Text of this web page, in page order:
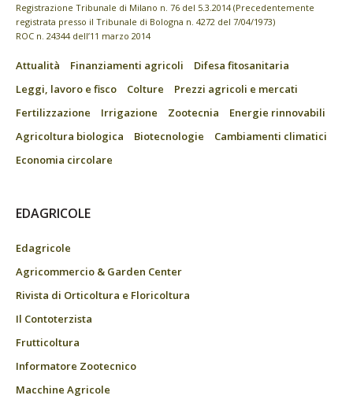
Registrazione Tribunale di Milano n. 76 del 5.3.2014 (Precedentemente
registrata presso il Tribunale di Bologna n. 4272 del 7/04/1973)
ROC n. 24344 dell’11 marzo 2014
Attualità Finanziamenti agricoli
Difesa fitosanitaria
Leggi, lavoro e fisco
Colture
Prezzi agricoli e mercati
Fertilizzazione
Irrigazione Zootecnia
Energie rinnovabili
Agricoltura biologica
Biotecnologie
Cambiamenti climatici
Economia circolare
EDAGRICOLE
Edagricole
Agricommercio & Garden Center
Rivista di Orticoltura e Floricoltura
Il Contoterzista
Frutticoltura
Informatore Zootecnico
Macchine Agricole